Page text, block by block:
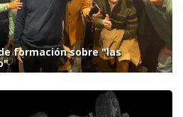
formación sobre "las